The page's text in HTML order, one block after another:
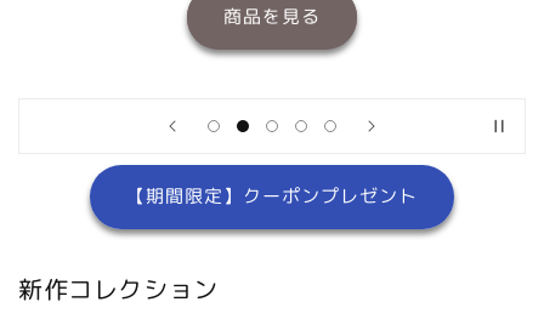
商品を見る
【期間限定】クーポンプレゼント
新作コレクション